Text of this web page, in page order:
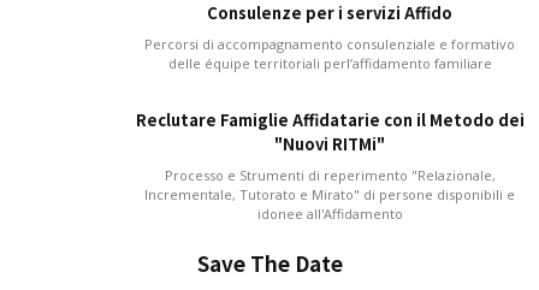
Consulenze per i servizi Affido
Percorsi di accompagnamento consulenziale e formativo
delle équipe territoriali perl’affidamento familiare
Reclutare Famiglie Affidatarie con il Metodo dei
"Nuovi RITMi"
Processo e Strumenti di reperimento "Relazionale,
Incrementale, Tutorato e Mirato" di persone disponibili e
idonee all'Affidamento
Save The Date